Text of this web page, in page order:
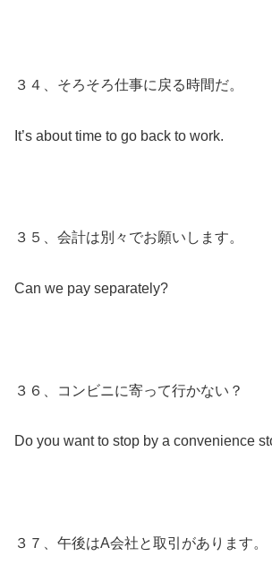
３４、そろそろ仕事に戻る時間だ。
It’s about time to go back to work.
３５、会計は別々でお願いします。
Can we pay separately?
３６、コンビニに寄って行かない？
Do you want to stop by a convenience
３７、午後はA会社と取引があります。